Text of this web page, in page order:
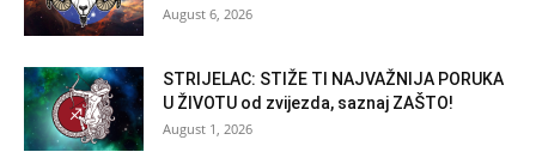
August 6, 2026
STRIJELAC: STIŽE TI NAJVAŽNIJA PORUKA
U ŽIVOTU od zvijezda, saznaj ZAŠTO!
August 1, 2026